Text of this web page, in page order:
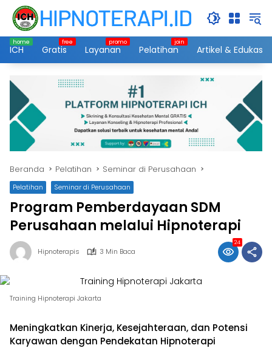
Langsung
konten
ICH
Gratis Layanan Pelatihan Artikel & Edukasi
Beranda Pelatihan Seminar di Perusahaan
Pelatihan Seminar di Perusahaan
Program Pemberdayaan SDM
Perusahaan melalui Hipnoterapi
Hipnoterapis 3 Min Baca
24
Training Hipnoterapi Jakarta
Meningkatkan Kinerja, Kesejahteraan, dan Potensi
Karyawan dengan Pendekatan Hipnoterapi